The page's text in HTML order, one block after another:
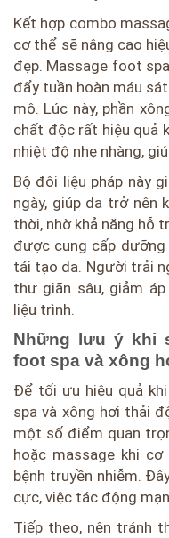
Kết hợp combo
cơ thể sẽ nâng cao
đẹp. Massage foot
đẩy tuần hoàn máu
mô. Lúc này, phần
chất độc rất hiệu quả
nhiệt độ nhẹ nhàng,
Bộ đôi liệu pháp này
ngày, giúp da trở nên
thời, nhờ khả năng hỗ
được cung cấp dưỡng
tái tạo da. Người trải
thư giãn sâu, giảm
liệu trình.
Những lưu ý khi
foot spa và xông
Để tối ưu hiệu quả
spa và xông hơi thải
một số điểm quan
hoặc massage khi
bệnh truyền nhiễm.
cực, việc tác động
Tiếp theo, nên tránh